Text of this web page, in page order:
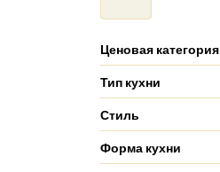
Ценовая категория
Тип кухни
Стиль
Форма кухни